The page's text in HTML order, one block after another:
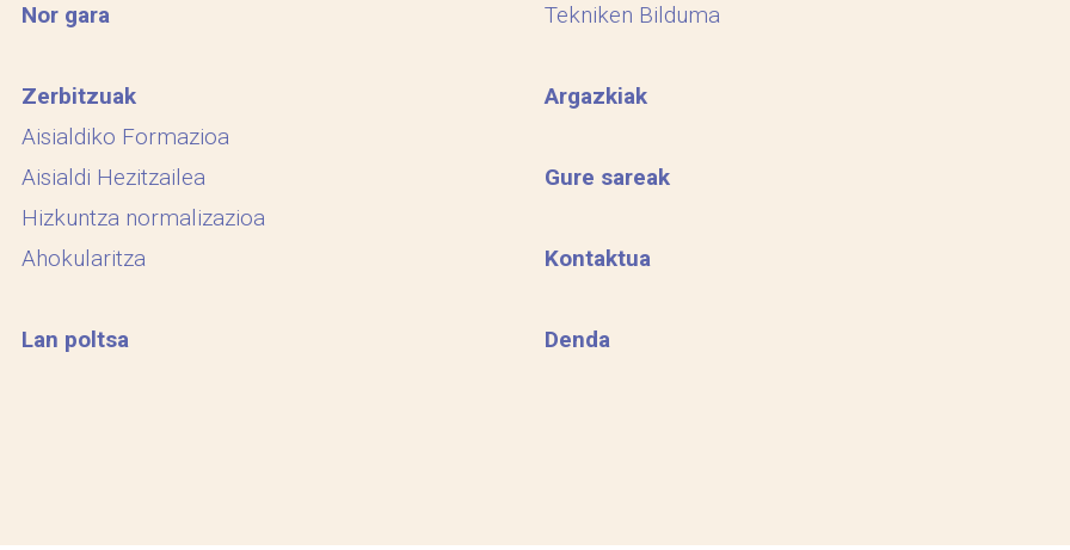
Nor gara
Zerbitzuak
Aisialdiko Formazioa
Aisialdi Hezitzailea
Hizkuntza normalizazioa
Ahokularitza
Lan poltsa
Tekniken Bilduma
Argazkiak
Gure sareak
Kontaktua
Denda